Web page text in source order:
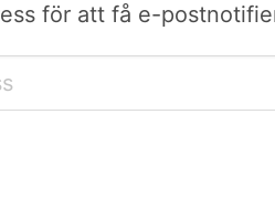
för att få e-